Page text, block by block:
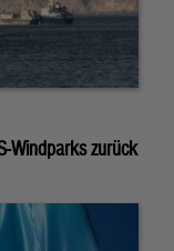
Windparks zurück